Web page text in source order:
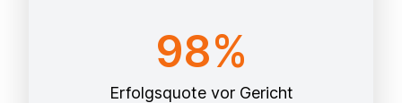
98%
Erfolgsquote vor Gericht